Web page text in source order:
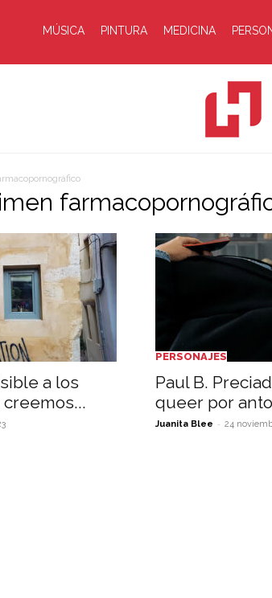
MÚSICA PINTURA MEDICINA
a los
PERSONAJES
Paul B.
queer por
Juanita Blee - 24